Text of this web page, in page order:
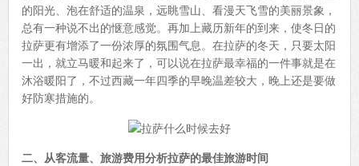
的阳光、泡在舒适的温泉，远眺雪山、看漫天飞雪的美丽景象，
总有一种说不出的惬意感觉。再加上藏历新年的到来，使冬日的
拉萨更有增添了一份浓厚的氛围气息。在拉萨的冬天，只要太阳
一出，就立马暖和起来了，可以说在拉萨最幸福的一件事就是在
沐浴暖阳了，不过西藏一年四季的早晚温差较大，晚上还是要做
好防寒措施的。
二、从客流量、旅游费用分析拉萨的最佳旅游时间